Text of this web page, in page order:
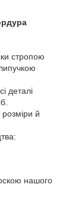
стропою
деталі
розміри й
нашого